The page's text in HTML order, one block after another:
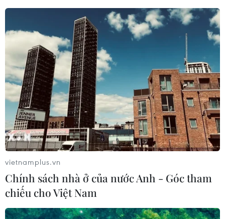
vietnamplus.vn
Chính sách nhà ở của nước Anh - Góc tham
chiếu cho Việt Nam